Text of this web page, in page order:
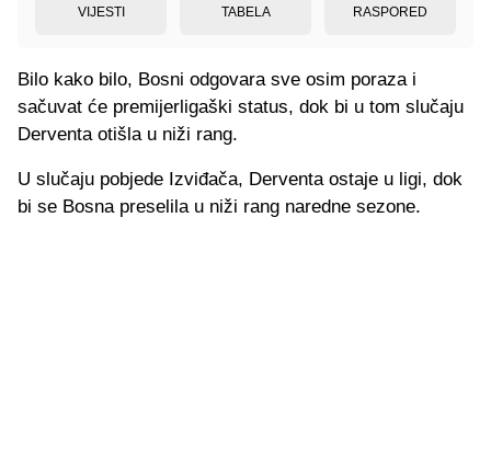
VIJESTI TABELA RASPORED
Bilo kako bilo, Bosni odgovara sve osim poraza i
sačuvat će premijerligaški status, dok bi u tom slučaju
Derventa otišla u niži rang.
U slučaju pobjede Izviđača, Derventa ostaje u ligi, dok
bi se Bosna preselila u niži rang naredne sezone.